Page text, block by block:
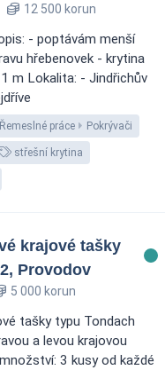
12 500 korun
- poptávám menší
hřebenovek - krytina
m Lokalita: - Jindřichův
Řemeslné práce Pokrývači
střešní krytina
krajové tašky
Provodov
5 000 korun
tašky typu Tondach
a levou krajovou
3 kusy od každé